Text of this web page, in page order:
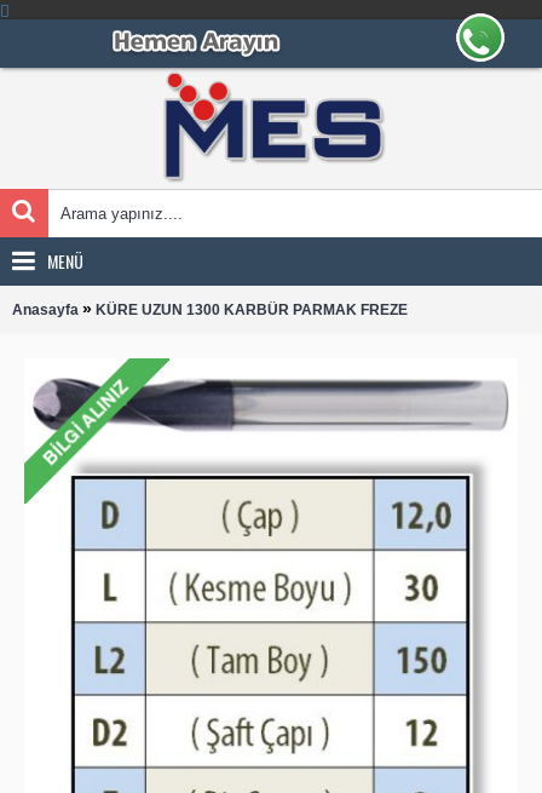
MENÜ
Anasayfa » KÜRE UZUN 1300 KARBÜR PARMAK FREZE